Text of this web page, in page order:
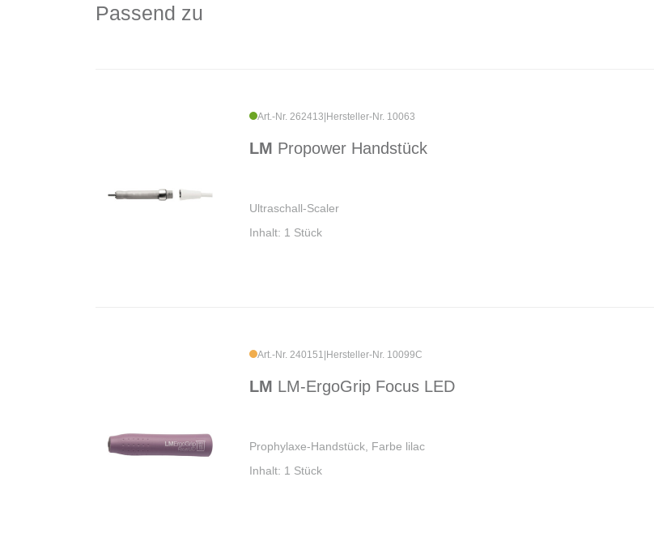
Passend zu
Art.-Nr. 262413 Hersteller-Nr. 10063
LM Propower Handstück
Ultraschall-Scaler
Inhalt: 1 Stück
Art.-Nr. 240151 Hersteller-Nr. 10099C
LM LM-ErgoGrip Focus LED
Prophylaxe-Handstück, Farbe lilac
Inhalt: 1 Stück